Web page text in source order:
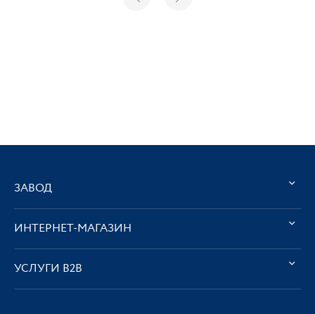
ЗАВОД
ИНТЕРНЕТ-МАГАЗИН
УСЛУГИ В2В